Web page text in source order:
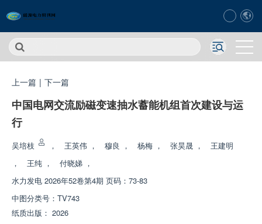
上一篇 | 下一篇
中国电网交流励磁变速抽水蓄能机组首次建设与运
行
吴培枝 ， 王英伟 ， 穆良 ， 杨梅 ， 张昊晟 ，
王建明
，
王纯 ， 付晓娣 ，
水力发电 2026年52卷第4期 页码：73-83
中图分类号： TV743
纸质出版： 2026